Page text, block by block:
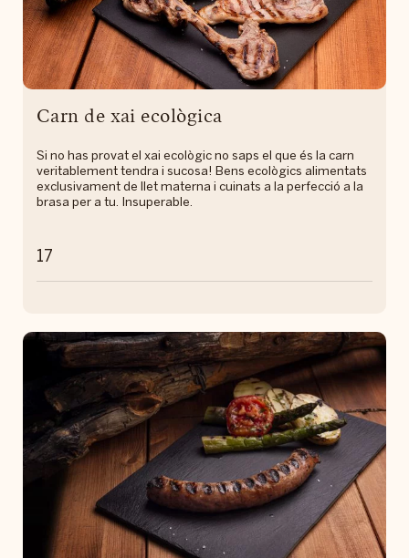
Carn de xai ecològica
Si no has provat el xai ecològic no saps el que és la carn
veritablement tendra i sucosa! Bens ecològics alimentats
exclusivament de llet materna i cuinats a la perfecció a la
brasa per a tu. Insuperable.
17